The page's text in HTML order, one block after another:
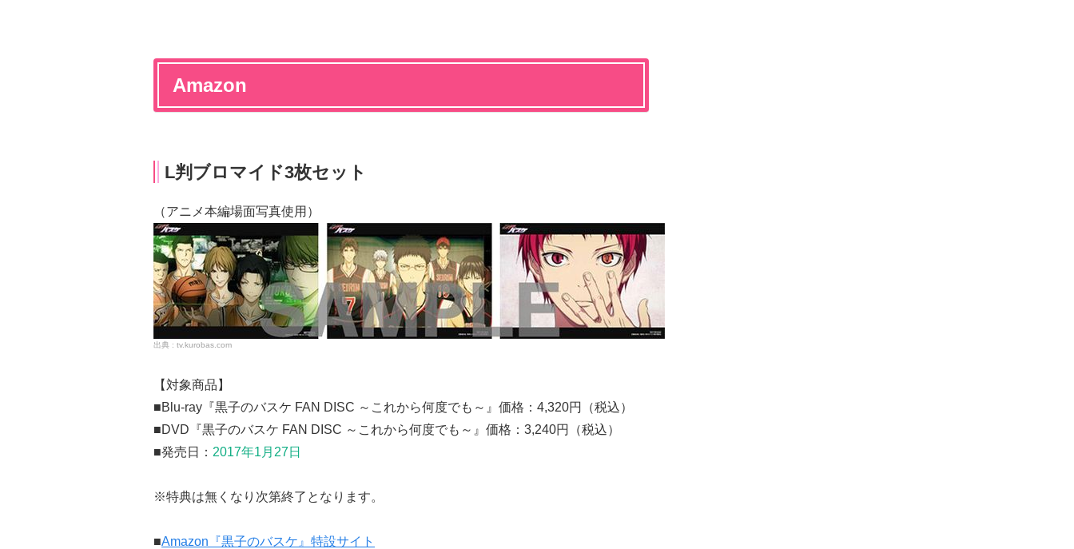
Amazon
L判ブロマイド3枚セット
（アニメ本編場面写真使用）
tv.kurobas.com
【対象商品】
■Blu-ray『黒子のバスケ FAN DISC ～これから何度でも～』価格：4,320円（税込）
■DVD『黒子のバスケ FAN DISC ～これから何度でも～』価格：3,240円（税込）
■発売日： 2017年1月27日
※特典は無くなり次第終了となります。
■Amazon『黒子のバスケ』特設サイト